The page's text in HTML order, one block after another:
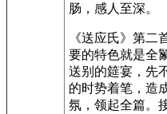
肠，感人至深。
《送应氏》第二
要的特色就是全
送别的筵宴，先
的时势着笔，造
氛，领起全篇。